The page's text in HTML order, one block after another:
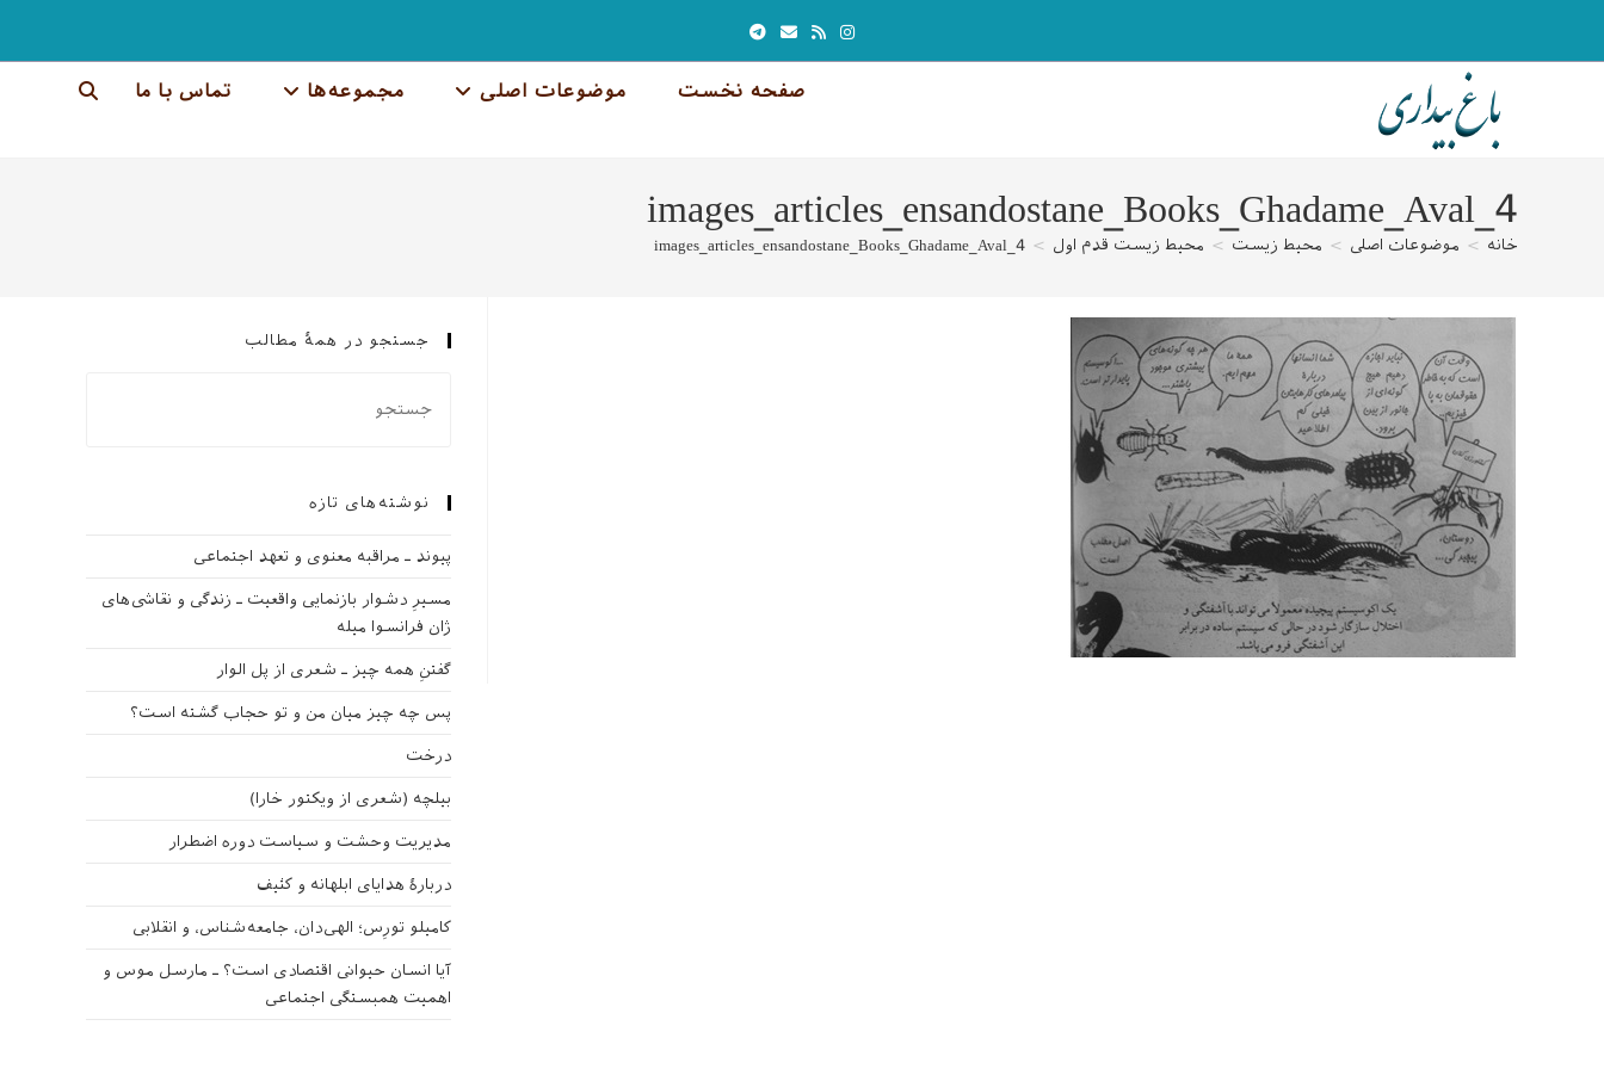
صفحه نخست موضوعات اصلی مجموعه‌ها تماس با ما جستجوی
images_articles_ensandostane_Books_Ghadame_Aval_4
خانه > موضوعات اصلی > محیط زیست > محیط زیست قدم اول >
images_articles_ensandostane_Books_Ghadame_Aval_4
جستجو در همهٔ مطالب
نوشته‌های تازه
پیوند ـ مراقبه‌ معنوی و تعهد اجتماعی
مسیرِ دشوار بازنمایی واقعیت ـ زندگی و نقاشی‌های
ژان فرانسوا میله
گفتنِ همه چیز ـ شعری از پل الوار
پس چه چیز میان من و تو حجاب گشته است؟
درخت
بیلچه (شعری از ویکتور خارا)
مدیریت وحشت و سیاست دوره اضطرار
دربارهٔ هدایای ابلهانه و کثیف
کامیلو تورِس؛ الهی‌دان، جامعه‌شناس، و انقلابی
آیا انسان حیوانی اقتصادی است؟ ـ مارسل موس و
اهمیت همبستگی اجتماعی